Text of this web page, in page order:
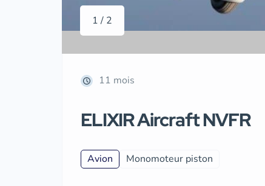
1 / 2
11 mois
ELIXIR Aircraft NVFR
Avion Monomoteur piston